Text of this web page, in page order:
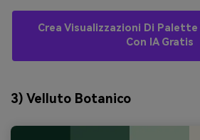
Crea Visualizzazioni Di
Con IA Gratis
3) Velluto Botanico